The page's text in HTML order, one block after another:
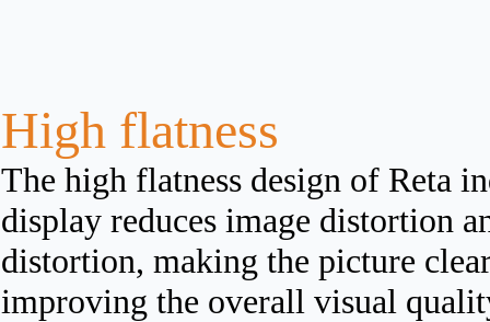
High flatness
The high flatness design of Reta
display reduces image distortion
distortion, making the picture
improving the overall visual